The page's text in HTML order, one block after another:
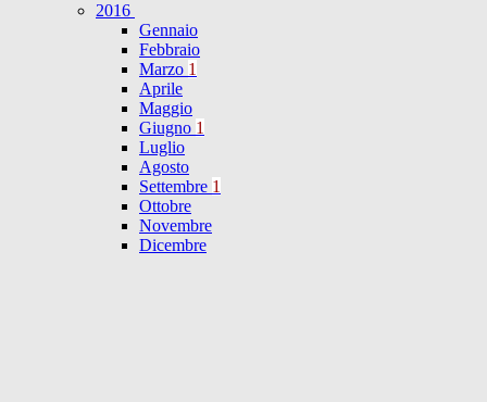
2016
Gennaio
Febbraio
Marzo 1
Aprile
Maggio
Giugno 1
Luglio
Agosto
Settembre 1
Ottobre
Novembre
Dicembre